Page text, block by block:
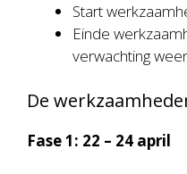
Start
Einde
verwachting
De
Fase 1: 22 – 24 april